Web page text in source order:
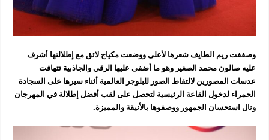
وصففت ريم الطايف شعرها لأعلى ووضعت مكياج لائق مع إطلالتها أشرف
عليه صالون محمد الصغير وهو ما أضفى عليها الرقي والجاذبية تتهافت
عدسات المصورين لالتقاط الصور للبلوجر العالمية أثناء سيرها على السجادة
الحمراء لدخول القاعة الرئيسية لتحصل على لقب أفضل إطلالة في المهرجان
ونال استحسان الجمهور ووصفوها بالأنيقة والمميزة.